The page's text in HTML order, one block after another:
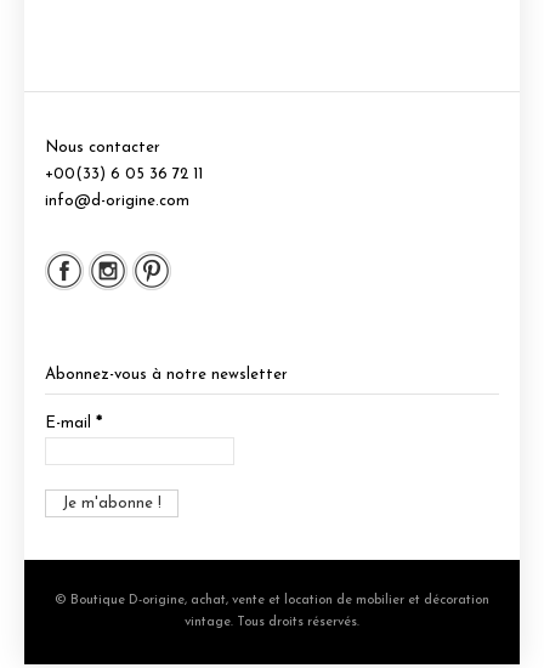
Nous contacter
+00(33) 6 05 36 72 11
info@d-origine.com
Abonnez-vous à notre newsletter
E-mail *
© Boutique D-origine, achat, vente et location de mobilier et décoration
vintage. Tous droits réservés.